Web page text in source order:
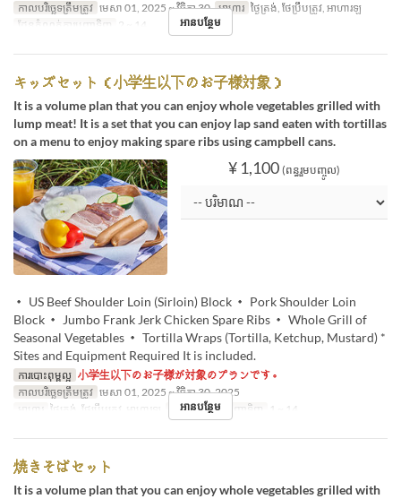
កាលបរិច្ឆេទត្រឹមត្រូវ មេសា 01, 2025 ~ វិច្ឆិកា 30 អាហារ ថ្ងៃត្រង់, ថែប្រឹបត្រូវ, អាហារឡ
ដែនកំណត់ការបញ្ជាទិញ
2 ~ 14 អានបន្ថែម
キッズセット（小学生以下のお子様対象）
It is a volume plan that you can enjoy whole vegetables grilled with
lump meat! It is a set that you can enjoy lap sand eaten with tortillas
on a menu to enjoy making spare ribs using campbell cans.
¥ 1,100 (ពន្ធរួមបញ្ចូល)
・ US Beef Shoulder Loin (Sirloin) Block ・ Pork Shoulder Loin
Block ・ Jumbo Frank Jerk Chicken Spare Ribs ・ Whole Grill of
Seasonal Vegetables ・ Tortilla Wraps (Tortilla, Ketchup, Mustard) *
Sites and Equipment Required It is included.
ការបោះពុម្ពល្អ 小学生以下のお子様が対象のプランです。
កាលបរិច្ឆេទត្រឹមត្រូវ មេសា 01, 2025 ~ វិច្ឆិកា 30, 2025
អាហារ ថ្ងៃត្រង់, ថែប្រឹបត្រូវ, អាហារឡ ដែនកំណត់ការបញ្ជាទិញ 1 ~ 14
អានបន្ថែម
焼きそばセット
It is a volume plan that you can enjoy whole vegetables grilled with